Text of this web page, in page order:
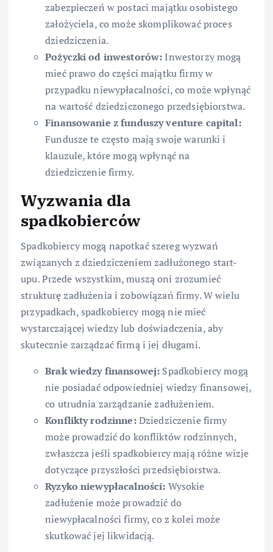
zabezpieczeń w postaci majątku osobistego
założyciela, co może skomplikować proces
dziedziczenia.
Pożyczki od inwestorów: Inwestorzy mogą
mieć prawo do części majątku firmy w
przypadku niewypłacalności, co może wpłynąć
na wartość dziedziczonego przedsiębiorstwa.
Finansowanie z funduszy venture capital:
Fundusze te często mają swoje warunki i
klauzule, które mogą wpłynąć na
dziedziczenie firmy.
Wyzwania dla
spadkobierców
Spadkobiercy mogą napotkać szereg wyzwań
związanych z dziedziczeniem zadłużonego start-
upu. Przede wszystkim, muszą oni zrozumieć
strukturę zadłużenia i zobowiązań firmy. W wielu
przypadkach, spadkobiercy mogą nie mieć
wystarczającej wiedzy lub doświadczenia, aby
skutecznie zarządzać firmą i jej długami.
Brak wiedzy finansowej: Spadkobiercy mogą
nie posiadać odpowiedniej wiedzy finansowej,
co utrudnia zarządzanie zadłużeniem.
Konflikty rodzinne:Dziedziczenie firmy
może prowadzić do konfliktów rodzinnych,
zwłaszcza jeśli spadkobiercy mają różne wizje
dotyczące przyszłości przedsiębiorstwa.
Ryzyko niewypłacalności: Wysokie
zadłużenie może prowadzić do
niewypłacalności firmy, co z kolei może
skutkować jej likwidacją.